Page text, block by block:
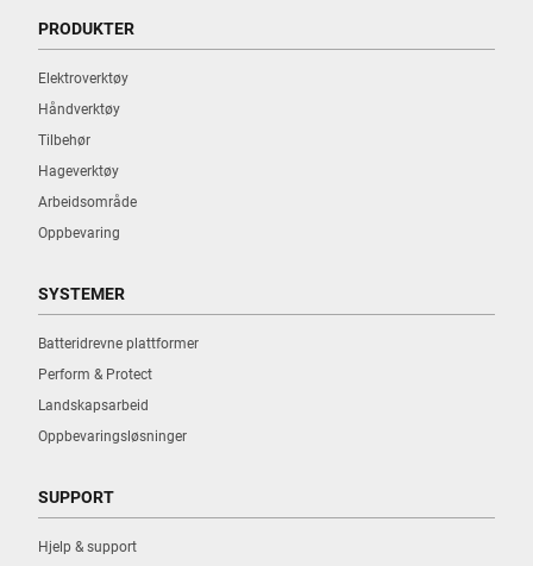
PRODUKTER
Elektroverktøy
Håndverktøy
Tilbehør
Hageverktøy
Arbeidsområde
Oppbevaring
SYSTEMER
Batteridrevne plattformer
Perform & Protect
Landskapsarbeid
Oppbevaringsløsninger
SUPPORT
Hjelp & support